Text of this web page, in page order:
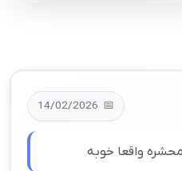
14/02/2026
واقعا خوبه